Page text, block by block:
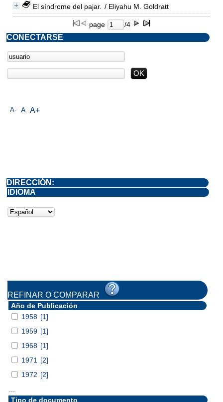
El síndrome del pajar. / Eliyahu M. Goldratt
page /4
A- A A+
CONECTARSE
DIRECCIÓN:
IDIOMA
REFINAR O COMPARAR
Año de Publicación
1958 [1]
1959 [1]
1968 [1]
1971
[2]
1972 [2]
Tipo de documento